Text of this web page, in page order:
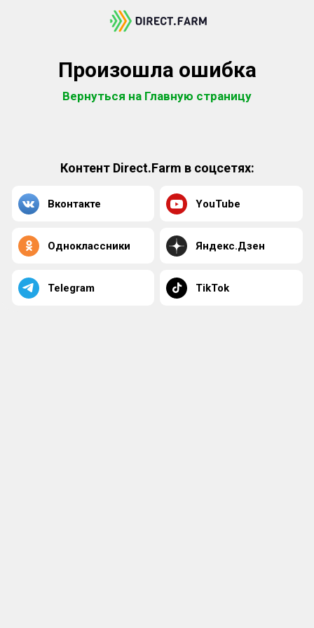
Произошла ошибка
Вернуться на Главную страницу
Контент Direct.Farm в соцсетях:
Вконтакте YouTube
Одноклассники Яндекс.Дзен
Telegram TikTok